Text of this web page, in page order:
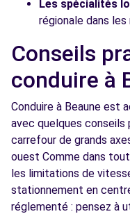
Les spécialités
régionale dans
Conseils
conduire à
Conduire à Beaune est
avec quelques conseils
carrefour de grands
ouest Comme dans
les limitations de
stationnement en
réglementé : pensez à